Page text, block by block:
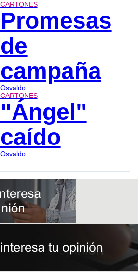
CARTONES
Promesas
de
campaña
Osvaldo
CARTONES
"Ángel"
caído
Osvaldo